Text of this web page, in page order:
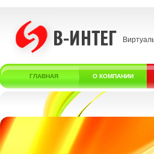
ГЛАВНАЯ О КОМПАНИИ